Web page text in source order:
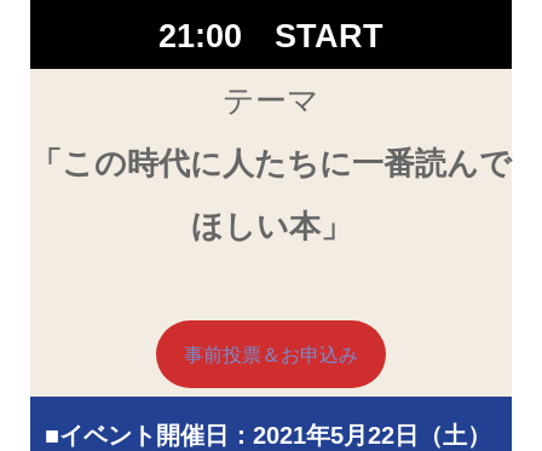
21:00 START
テーマ
「この時代に人たちに一番読んで
ほしい本」
事前投票＆お申込み
■イベント開催日： 2021年5月22日
（土）